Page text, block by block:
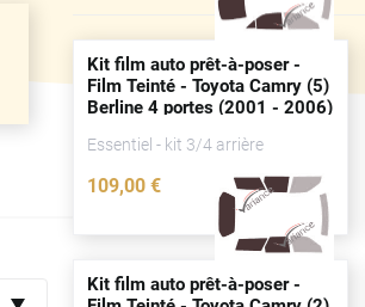
Kit film auto prêt-à-poser -
Film Teinté - Toyota Camry (5)
Berline 4 portes(2001 - 2006)
Essentiel - kit 3/4 arrière
109,00 €
2404-TOY
Kit film auto prêt-à-poser -